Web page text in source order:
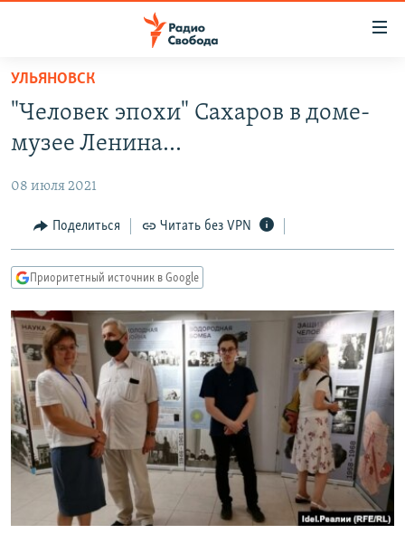
упрощенного
доступа
основному
Вернутся
главной
навигации
Вернутся
поиску
ПРОГРАММЫ
АВТОРСКИЕ ПРОЕКТЫ
ЦИТАТЫ СВОБОДЫ
МНЕНИЯ
IDEL.РЕАЛИИ
КАВКАЗ.РЕАЛИИ
СЕВЕР.РЕАЛИИ
СИБИРЬ.РЕАЛИИ
РАСПИСАНИЕ ВЕЩАНИЯ
ПОДПИШИТЕСЬ НА РАССЫЛКУ
СОЦИАЛЬНЫЕ СЕТИ
УЛЬЯНОВСК
"Человек эпохи" Сахаров в доме-
музее Ленина...
08 июля 2021
Поделиться Читать без VPN
Приоритетный источник в Google